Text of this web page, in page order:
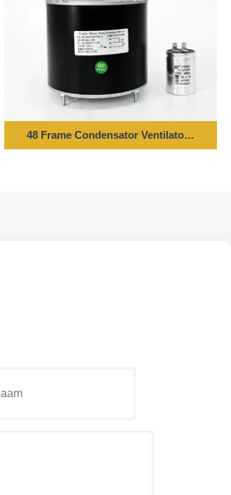
208/230V 60HZ 1100RPM 5uF/370V CW/
48 Frame Condensator Ventilator Motor -